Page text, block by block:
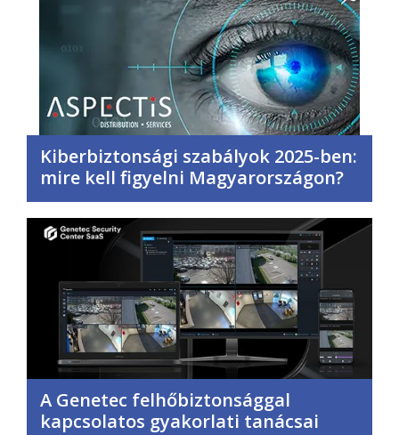
Kiberbiztonsági szabályok 2025-ben:
mire kell figyelni Magyarországon?
A Genetec felhőbiztonsággal
kapcsolatos gyakorlati tanácsai